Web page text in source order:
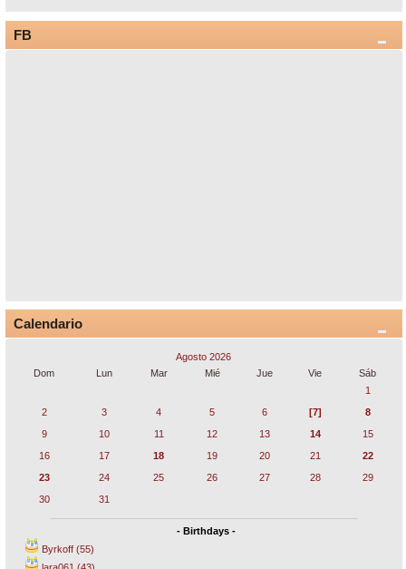
FB
Calendario
Agosto 2026
Dom
Lun Mar Mié Jue Vie
Sáb
1
2
3 4 5 6 [7]
8
9
10 11 12 13 14
15
16
17 18 19 20 21
22
23
24 25 26 27 28
29
30
31
- Birthdays -
Byrkoff (55)